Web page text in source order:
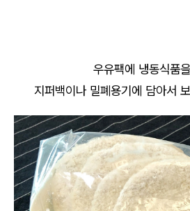
우유팩에 냉동식품
지퍼백이나 밀폐용기에 담아서